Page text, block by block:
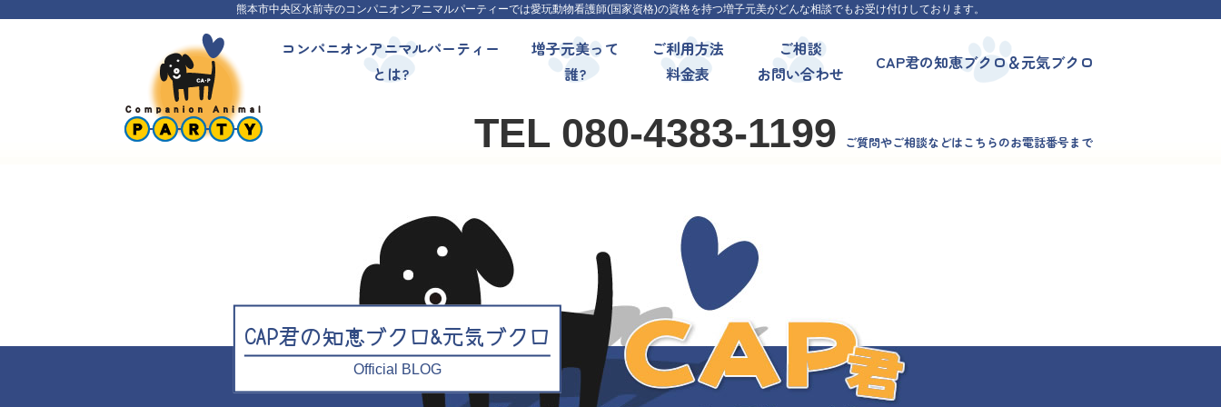
熊本市中央区水前寺のコンパニオンアニマルパーティーでは愛玩動物看護師(国家資格)の資格を持つ増子元美がどんな相談でもお受け付けしております。
コンパニオンアニマルパーティー
とは?
増子元美って
誰?
ご利用方法
料金表
ご相談
お問い合わせ
CAP君の知恵ブクロ＆元気ブクロ
TEL 080-4383-1199 ご質問やご相談などはこちらのお電話番号まで
CAP君の知恵ブクロ&元気ブクロ
Official BLOG